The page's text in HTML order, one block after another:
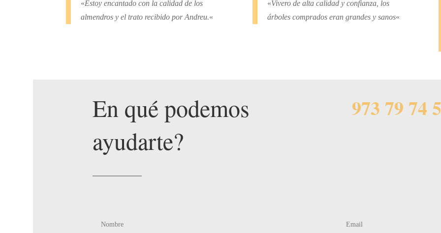
«Estoy encantado con la calidad de los
almendros y el trato recibido por Andreu.«
«Vivero de alta calidad y confianza, los
árboles comprados eran grandes y sanos«
En qué podemos
ayudarte?
973 79 74